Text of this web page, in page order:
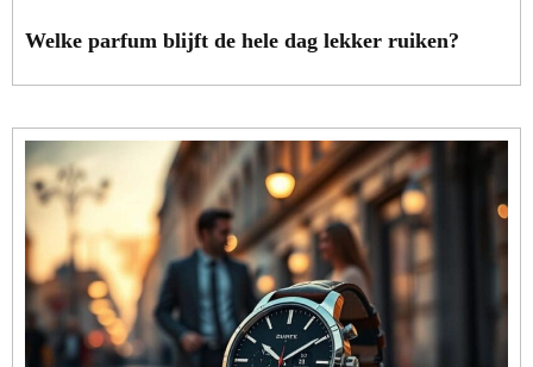
Welke parfum blijft de hele dag lekker ruiken?